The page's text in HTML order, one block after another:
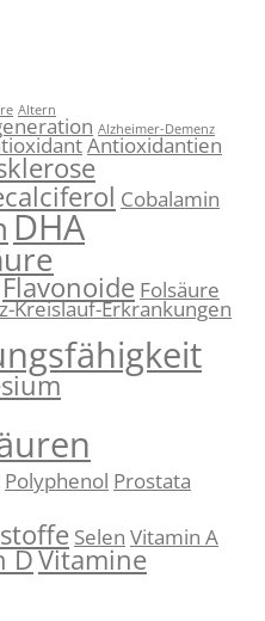
Altern
Alzheimer-Demenz
Antioxidantien
Cobalamin
DHA
Flavonoide Folsäure
Kreislauf-Erkrankungen
Polyphenol Prostata
Selen Vitamin A
DVitamine